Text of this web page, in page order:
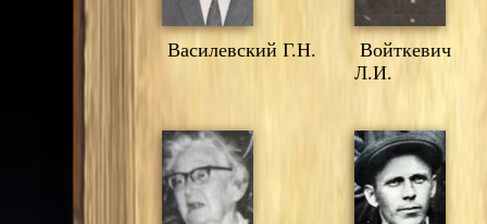
Василевский Г.Н.
Войткевич
Л.И.